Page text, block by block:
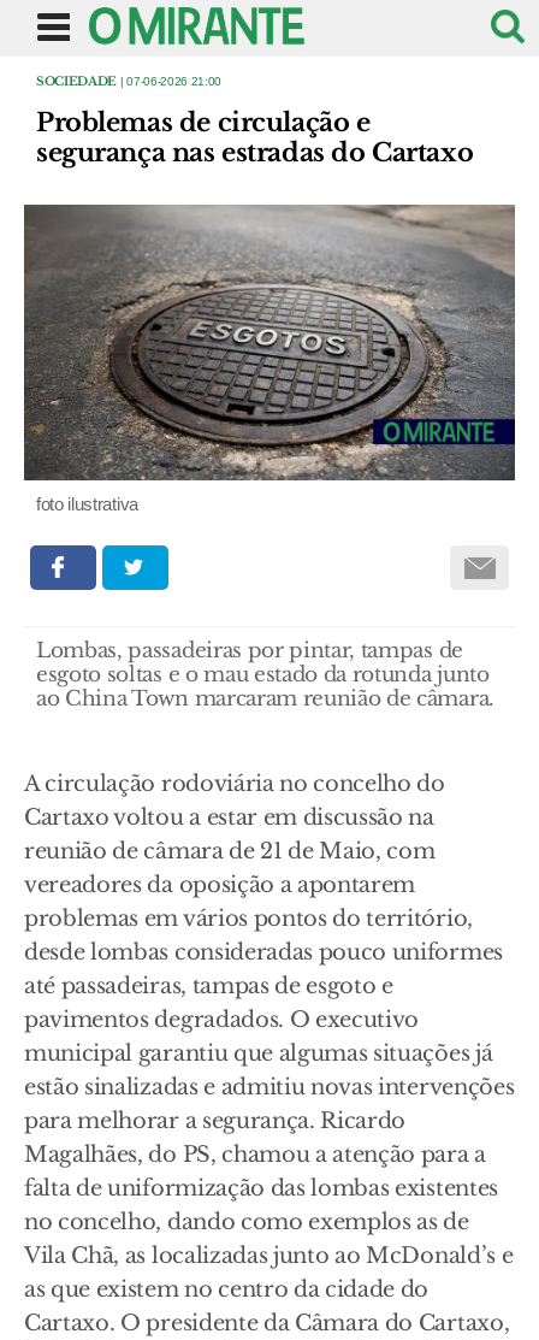
SOCIEDADE | 07-06-2026 21:00
Problemas de circulação e
segurança nas estradas do Cartaxo
foto ilustrativa
Lombas, passadeiras por pintar, tampas de
esgoto soltas e o mau estado da rotunda junto
ao China Town marcaram reunião de câmara.
A circulação rodoviária no concelho do
Cartaxo voltou a estar em discussão na
reunião de câmara de 21 de Maio, com
vereadores da oposição a apontarem
problemas em vários pontos do território,
desde lombas consideradas pouco uniformes
até passadeiras, tampas de esgoto e
pavimentos degradados. O executivo
municipal garantiu que algumas situações já
estão sinalizadas e admitiu novas intervenções
para melhorar a segurança. Ricardo
Magalhães, do PS, chamou a atenção para a
falta de uniformização das lombas existentes
no concelho, dando como exemplos as de
Vila Chã, as localizadas junto ao McDonald’s e
as que existem no centro da cidade do
Cartaxo. O presidente da Câmara do Cartaxo,